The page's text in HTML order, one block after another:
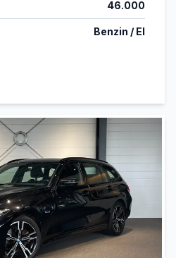
46.000
Benzin / El